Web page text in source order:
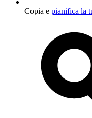
Copia e pianifica la